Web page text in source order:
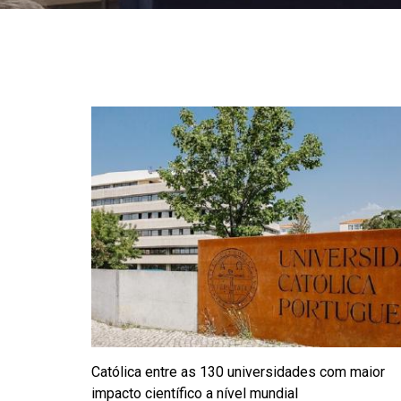
Católica entre as 130 universidades com maior
impacto científico a nível mundial